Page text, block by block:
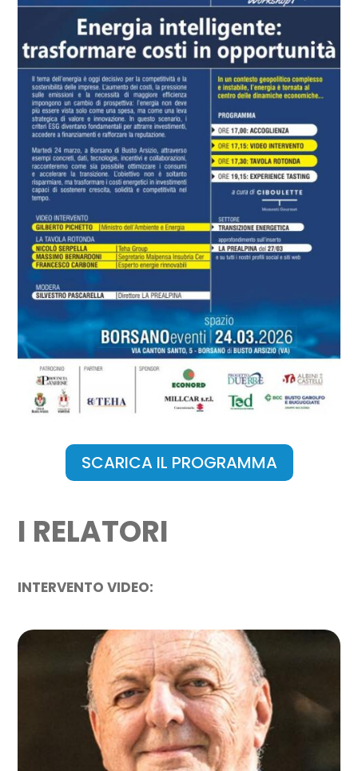
SCARICA IL PROGRAMMA
I RELATORI
INTERVENTO VIDEO:
GILBERTO PICHETTO FRATIN
Ministro dell’Ambiente e della Sicurezza
energetica